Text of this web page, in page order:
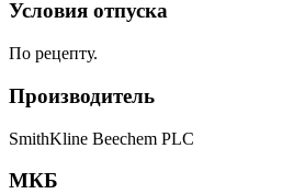
Условия отпуска
По рецепту.
Производитель
SmithKline Beechem PLC
МКБ